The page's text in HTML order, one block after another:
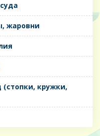
жаровни
кружки,